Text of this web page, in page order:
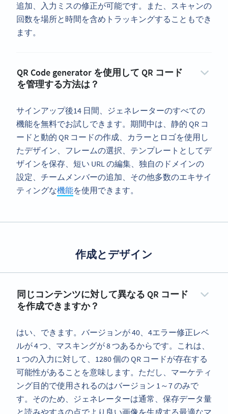
追加、入力ミスの修正が可能です。また、スキャンの
回数を場所と時間を含めトラッキングすることもでき
ます。
QR Code generator を使用して QR コード
を管理する方法は？
サインアップ後14 日間、ジェネレーターのすべての
機能を無料でお試しできます。期間中は、静的 QR コ
ードと動的 QR コードの作成、カラーとロゴを使用し
たデザイン、フレームの選択、テンプレートとしてデ
ザインを保存、短い URL の編集、独自のドメインの
設定、チームメンバーの追加、その他多数のエキサイ
ティングな機能を使用できます。
作成とデザイン
同じコンテンツに対して異なる QR コード
を作成できますか？
はい、できます。バージョンが 40、4エラー修正レベ
ルが 4 つ、マスキングが 8 つあるからです。これは、
1 つの入力に対して、1280 個の QR コードが存在する
可能性があることを意味します。ただし、マーケティ
ング目的で使用されるのはバージョン 1～7 のみで
す。そのため、ジェネレーターは通常、保存データ量
と読みやすさの点でより良い画像を生成する最適なマ